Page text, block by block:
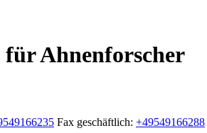
für Ahnenforscher
Fax geschäftlich: +49549166288